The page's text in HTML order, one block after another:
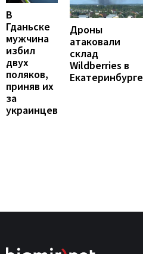
В
Гданьске
мужчина
избил
двух
поляков,
приняв их
за
украинцев
Дроны
атаковали
склад
Wildberries в
Екатеринбурге